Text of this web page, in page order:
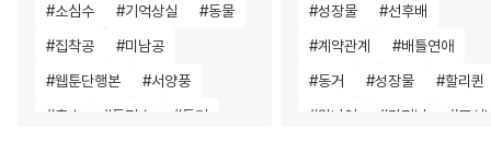
#소심수 #기억상실 #동물
#집착공 #미남공
#웹툰단행본 #서양풍
#촉수 #동정수 #동거
#성장물 #선후배
#계약관계 #배틀연애
#동거 #성장물 #할리퀸
#원나잇 #다정남 #조신